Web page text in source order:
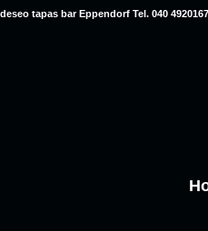
deseo tapas bar Eppendorf Tel. 040